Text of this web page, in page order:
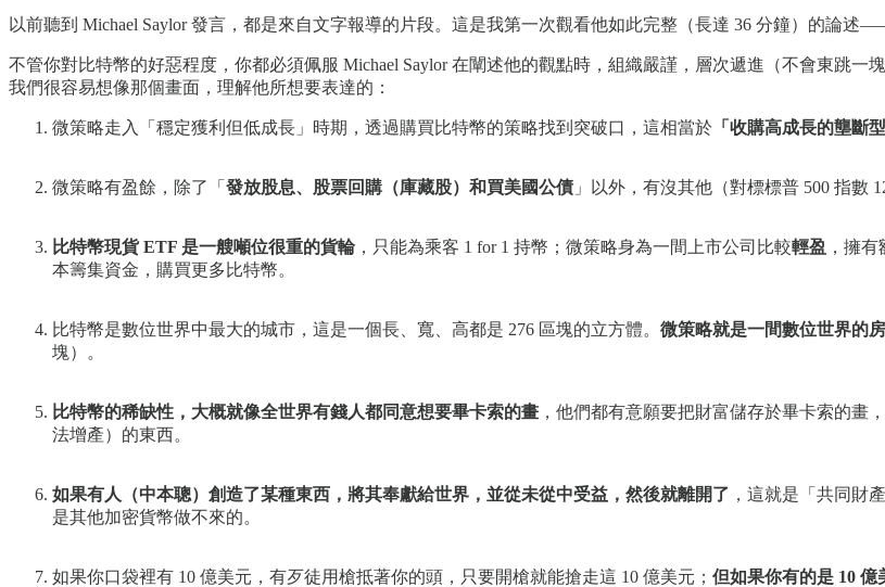
以前聽到 Michael Saylor 發言，都是來自文字報導的片段。這是我第一次觀看他如此完整（長達 36 分鐘）的論
不管你對比特幣的好惡程度，你都必須佩服 Michael Saylor 在闡述他的觀點時，組織嚴謹，層次遞進（不會東跳一
我們很容易想像那個畫面，理解他所想要表達的：
微策略走入「穩定獲利但低成長」時期，透過購買比特幣的策略找到突破口，這相當於 「收購高成長的壟斷
微策略有盈餘，除了「 發放股息、股票回購（庫藏股）和買美國公債 」以外，有沒其他（對標標普 500 指數
比特幣現貨 ETF 是一艘噸位很重的貨輪，只能為乘客 1 for 1 持幣；微策略身為一間上市公司比較輕盈 ，擁
本籌集資金，購買更多比特幣。
比特幣是數位世界中最大的城市，這是一個長、寬、高都是 276 區塊的立方體。 微策略就是一間數位世界的
塊）。
比特幣的稀缺性，大概就像全世界有錢人都同意想要畢卡索的畫 ，他們都有意願要把財富儲存於畢卡索的畫
法增產）的東西。
如果有人（中本聰）創造了某種東西，將其奉獻給世界，並從未從中受益，然後就離開了 ，這就是「共同財
是其他加密貨幣做不來的。
如果你口袋裡有 10 億美元，有歹徒用槍抵著你的頭，只要開槍就能搶走這 10 億美元； 但如果你有的是 10